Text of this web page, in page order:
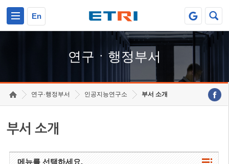
En
연구ㆍ행정부서
연구·행정부서 인공지능연구소 부서 소개
부서 소개
메뉴를 선택하세요.